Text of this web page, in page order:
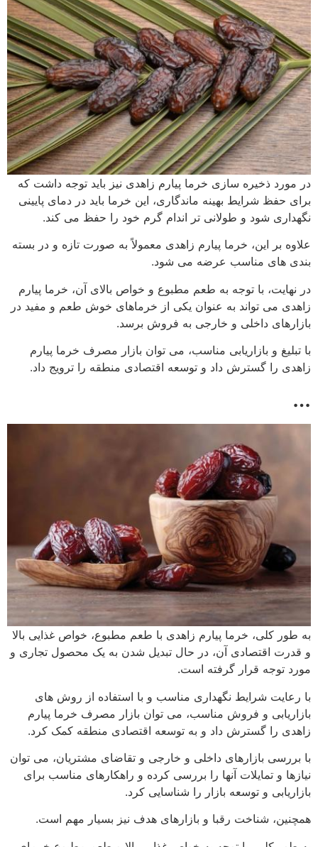
در مورد ذخیره سازی خرما پیارم زاهدی نیز باید توجه داشت که
برای حفظ شرایط بهینه ماندگاری، این خرما باید در دمای پایینی
نگهداری شود و طولانی تر اندام گرم خود را حفظ می کند.
علاوه بر این، خرما پیارم زاهدی معمولاً به صورت تازه و در بسته
بندی های مناسب عرضه می شود.
در نهایت، با توجه به طعم مطبوع و خواص بالای آن، خرما پیارم
زاهدی می تواند به عنوان یکی از خرماهای خوش طعم و مفید در
بازارهای داخلی و خارجی به فروش برسد.
با تبلیغ و بازاریابی مناسب، می توان بازار مصرف خرما پیارم
زاهدی را گسترش داد و توسعه اقتصادی منطقه را ترویج داد.
…
به طور کلی، خرما پیارم زاهدی با طعم مطبوع، خواص غذایی بالا
و قدرت اقتصادی آن، در حال تبدیل شدن به یک محصول تجاری و
مورد توجه قرار گرفته است.
با رعایت شرایط نگهداری مناسب و با استفاده از روش های
بازاریابی و فروش مناسب، می توان بازار مصرف خرما پیارم
زاهدی را گسترش داد و به توسعه اقتصادی منطقه کمک کرد.
با بررسی بازارهای داخلی و خارجی و تقاضای مشتریان، می توان
نیازها و تمایلات آنها را بررسی کرده و راهکارهای مناسب برای
بازاریابی و توسعه بازار را شناسایی کرد.
همچنین، شناخت رقبا و بازارهای هدف نیز بسیار مهم است.